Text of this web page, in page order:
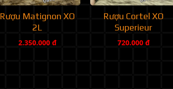
Rượu Matignon XO
2L
2.350.000 đ
Rượu Cortel XO
Superieur
720.000 đ